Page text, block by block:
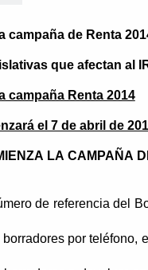
campaña de Renta
que afectan al
campaña Renta 2014
el 7 de abril de
LA
de referencia del
por teléfono,